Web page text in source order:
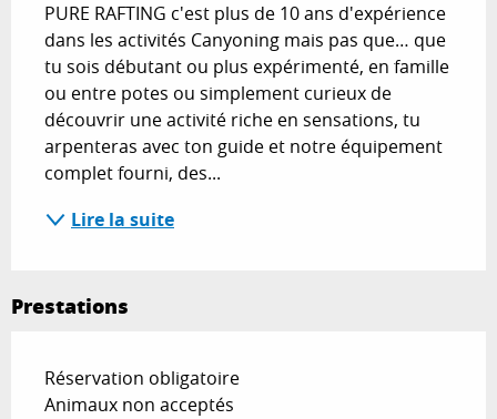
PURE RAFTING c'est plus de 10 ans d'expérience
dans les activités Canyoning mais pas que… que
tu sois débutant ou plus expérimenté, en famille
ou entre potes ou simplement curieux de
découvrir une activité riche en sensations, tu
arpenteras avec ton guide et notre équipement
complet fourni, des...
Lire la suite
Prestations
Réservation obligatoire
Animaux non acceptés